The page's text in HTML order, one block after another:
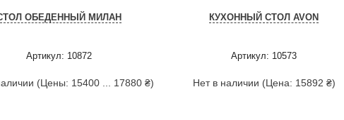
ОБЕДЕННЫЙ МИЛАН
Артикул: 10872
(Цены: 15400 ... 17880 ₴)
КУХОННЫЙ СТОЛ AVON
Артикул: 10573
Нет в наличии (Цена: 15892 ₴)